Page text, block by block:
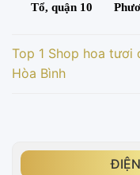
Tổ, quận 10
với
Top 1 Shop hoa tươi
Hòa Bình